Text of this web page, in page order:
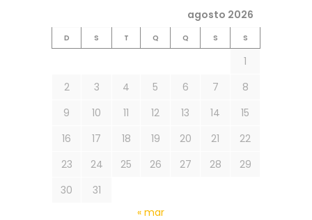
agosto 2026
D S T Q Q S S
1
2
3 4 5 6 7
8
9
10 11 12 13 14
15
16
17 18 19 20 21
22
23
24 25 26 27 28
29
30
31
« mar